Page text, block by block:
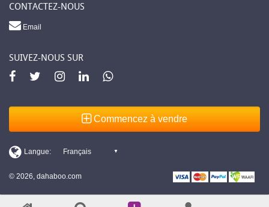
CONTACTEZ-NOUS
Email
SUIVEZ-NOUS SUR
Commencez à vendre
© 2026, dahaboo.com